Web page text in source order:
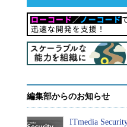
編集部からのお知らせ
ITmedia